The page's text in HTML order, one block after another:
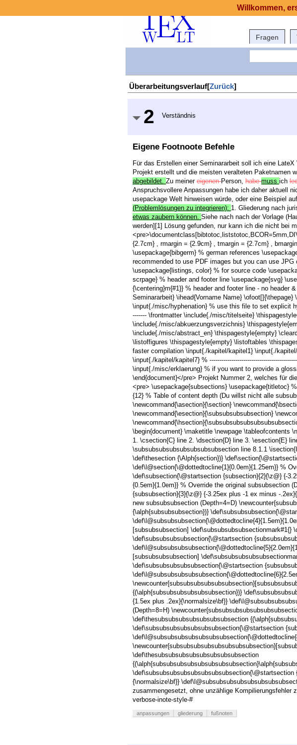
Fragen
Überarbeitungsverlauf[Zurück]
2 Verständnis
Eigene Footnoote Befehle
Für das Erstellen einer Seminararbeit soll ich eine
Projekt erstellt und die meisten veralteten Paketnamen
abgebildet. Zu meiner eigenenPerson, habemuss ich
Anspruchsvollere Anpassungen habe ich daher aktuell
usepackage Welt hinweisen würde, oder eine Beispiel
(Problemlösungen zu integrieren): 1. Gliederung nach
etwas zaubern können. Siehe nach nach der Vorlage
werden][1] Lösung gefunden, nur kann ich die nicht bei
{2.7cm} , rmargin = {2.9cm} , tmargin = {2.7cm} ,
\usepackage{bibgerm} % german references
recommended to use PDF images but you can use
\usepackage{listings, color} % for source code
scrpage} % header and footer line \usepackage{svg}
{\centering}m{#1}} % header and footer line - no header
Seminararbeit} \ihead{Vorname Name}
\input{./misc/hyphenation} % use this file to set explicit
------- \frontmatter \include{./misc/titelseite}
\include{./misc/abkuerzungsverzichnis}
\include{./misc/abstract_en} \thispagestyle{empty}
\listoffigures \thispagestyle{empty} \listoftables
faster compilation \input{./kapitel/kapitel1} \input{./
\input{./kapitel/kapitel7} %
\input{./misc/erklaerung} % if you want to provide a
\end{document}</pre> Projekt Nummer 2, welches für
<pre> \usepackage{subsections} \usepackage{titletoc}
{12} % Table of content depth (Du willst nicht alle
\newcommand{\asection}{\section}
\newcommand{\esection}{\subsubsubsubsection}
\begin{document} \maketitle \newpage \tableofcontents
1. \csection{C} line 2. \dsection{D} line 3. \esection{E}
\subsubsubsubsubsubsubsubsection line 8.1.1
\def\thesection {\Alph{section})}
\def\l@section{\@dottedtocline{1}{0.0em}{1.25em}} %
\def\subsection{\@startsection {subsection}{2}{\z@} {-
{0.5em}{1.0em}} % Override the original subsubsection
{subsubsection}{3}{\z@} {-3.25ex plus -1 ex minus -
new subsubsubsection (Depth=4=D)
{\alph{subsubsubsection})}
[subsubsubsection] \def\subsubsubsubsectionmark#1{}
\def\subsubsubsubsection{\@startsection
[subsubsubsubsection]
\def\subsubsubsubsubsection{\@startsection
{(\alph{subsubsubsubsubsubsection})}
{1.5ex plus .2ex}{\normalsize\bf}}
(Depth=8=H)
\def\thesubsubsubsubsubsubsubsection
\def\subsubsubsubsubsubsubsection{\@startsection
\def\thesubsubsubsubsubsubsubsubsection
{\normalsize\bf}}
zusammengesetzt, ohne unzählige Kompilierungsfehler
verbose-inote-style-#
anpassungen gliederung fußnoten
Willkommen,